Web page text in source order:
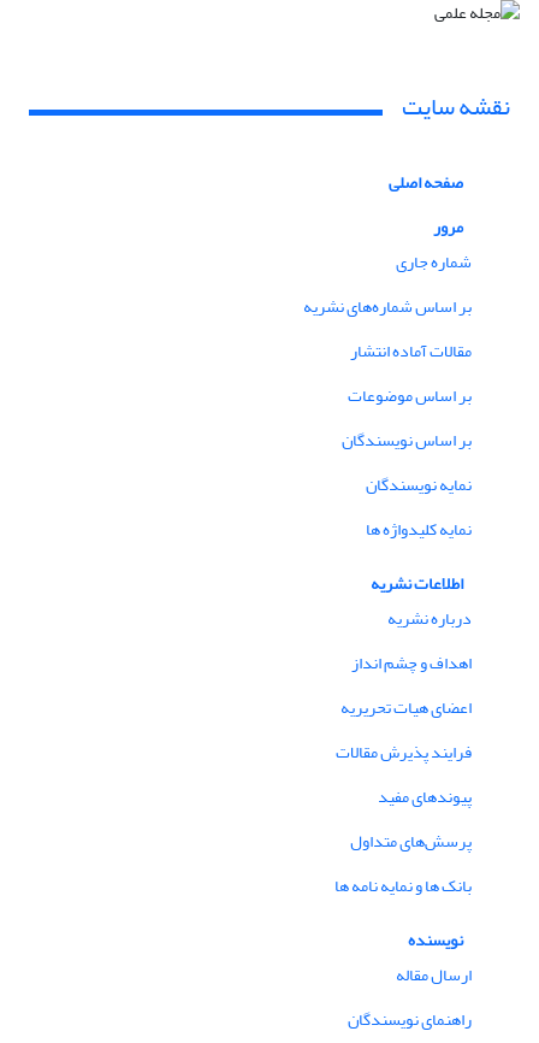
نقشه سایت
صفحه اصلی
مرور
شماره جاری
بر اساس شماره‌های نشریه
مقالات آماده انتشار
بر اساس موضوعات
بر اساس نویسندگان
نمایه نویسندگان
نمایه کلیدواژه ها
اطلاعات نشریه
درباره نشریه
اهداف و چشم انداز
اعضای هیات تحریریه
فرایند پذیرش مقالات
پیوندهای مفید
پرسش‌های متداول
بانک ها و نمایه نامه ها
نویسنده
ارسال مقاله
راهنمای نویسندگان